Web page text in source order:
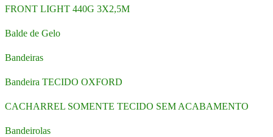
FRONT LIGHT 440G 3X2,5M
Balde de Gelo
Bandeiras
Bandeira TECIDO OXFORD
CACHARREL SOMENTE TECIDO SEM ACABAMENTO
Bandeirolas